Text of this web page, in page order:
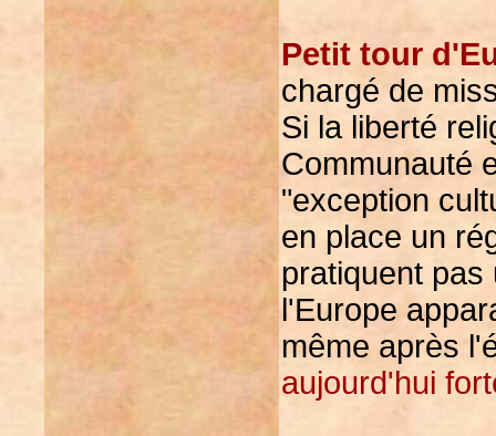
Petit tour
chargé de
Si la liberté
Communauté
"exception
en place un
pratiquent pas
l'Europe
même après
aujourd'hui